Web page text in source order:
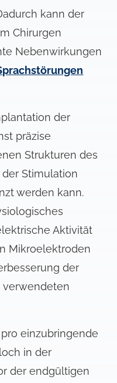
kann der
Chirurgen
Nebenwirkungen
der
präzise
Strukturen des
Stimulation
werden kann.
Aktivität
Mikroelektroden
der
verwendeten
einzubringende
in der
der endgültigen